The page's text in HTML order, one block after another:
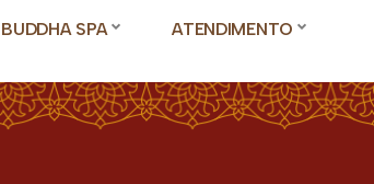
SPA ATENDIMENTO